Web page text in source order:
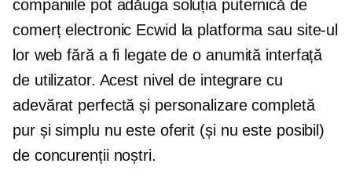
companiile pot adăuga soluția puternică de
comerț electronic Ecwid la platforma sau site-ul
lor web fără a fi legate de o anumită interfață
de utilizator. Acest nivel de integrare cu
adevărat perfectă și personalizare completă
pur și simplu nu este oferit (și nu este posibil)
de concurenții noștri.